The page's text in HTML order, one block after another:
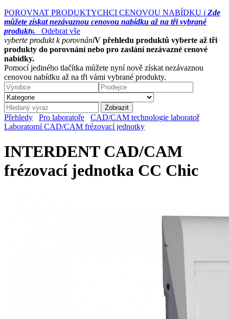
POROVNAT PRODUKTYCHCI CENOVOU NABÍDKU i Zde
můžete získat nezávaznou cenovou nabídku až na tři vybrané
produkty.
Odebrat vše
vyberte produkt k porovnáníV přehledu produktů vyberte až tři
produkty do porovnání nebo pro zaslání nezávazné cenové
nabídky.
Pomocí jediného tlačítka můžete nyní nově získat nezávaznou
cenovou nabídku až na tři vámi vybrané produkty.
Přehledy Pro laboratoře
CAD/CAM technologie laboratoř
Laboratorní CAD/CAM frézovací jednotky
INTERDENT CAD/CAM
frézovací jednotka CC Chic